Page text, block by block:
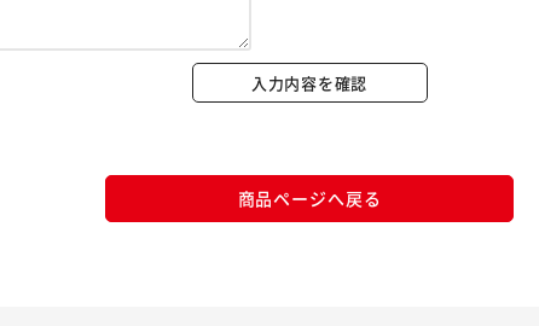
入力内容を確認
商品ページへ戻る
カートに入れる